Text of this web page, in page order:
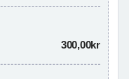
300,00kr